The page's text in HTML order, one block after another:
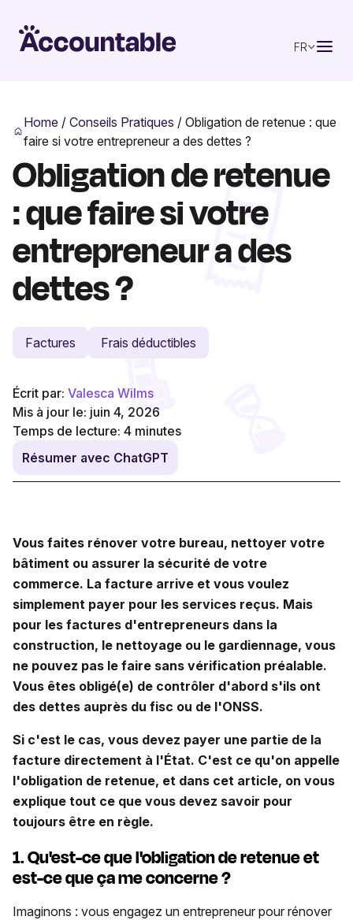
FR
Home / Conseils Pratiques / Obligation de retenue : que
faire si votre entrepreneur a des dettes ?
Obligation de retenue
: que faire si votre
entrepreneur a des
dettes ?
Factures Frais déductibles
Écrit par: Valesca Wilms
Mis à jour le: juin 4, 2026
Temps de lecture: 4 minutes
Résumer avec ChatGPT
Vous faites rénover votre bureau, nettoyer votre
bâtiment ou assurer la sécurité de votre
commerce. La facture arrive et vous voulez
simplement payer pour les services reçus. Mais
pour les factures d'entrepreneurs dans la
construction, le nettoyage ou le gardiennage, vous
ne pouvez pas le faire sans vérification préalable.
Vous êtes obligé(e) de contrôler d'abord s'ils ont
des dettes auprès du fisc ou de l'ONSS.
Si c'est le cas, vous devez payer une partie de la
facture directement à l'État. C'est ce qu'on appelle
l'obligation de retenue, et dans cet article, on vous
explique tout ce que vous devez savoir pour
toujours être en règle.
1. Qu'est-ce que l'obligation de retenue et
est-ce que ça me concerne ?
Imaginons : vous engagez un entrepreneur pour rénover